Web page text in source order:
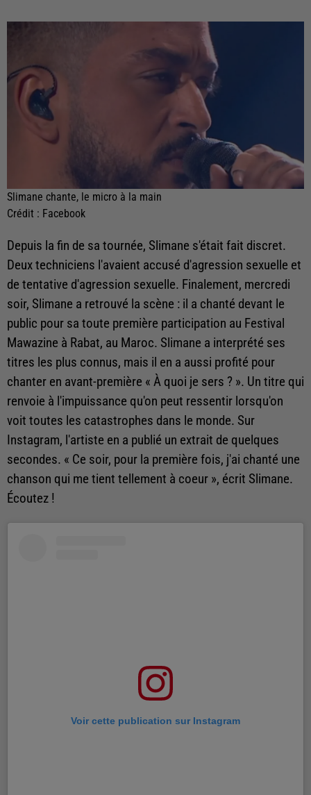
Slimane chante, le micro à la main
Crédit : Facebook
Depuis la fin de sa tournée, Slimane s'était fait discret.
Deux techniciens l'avaient accusé d'agression sexuelle et
de tentative d'agression sexuelle. Finalement, mercredi
soir, Slimane a retrouvé la scène : il a chanté devant le
public pour sa toute première participation au Festival
Mawazine à Rabat, au Maroc. Slimane a interprété ses
titres les plus connus, mais il en a aussi profité pour
chanter en avant-première « À quoi je sers ? ». Un titre qui
renvoie à l'impuissance qu'on peut ressentir lorsqu'on
voit toutes les catastrophes dans le monde. Sur
Instagram, l'artiste en a publié un extrait de quelques
secondes. « Ce soir, pour la première fois, j'ai chanté une
chanson qui me tient tellement à coeur », écrit Slimane.
Écoutez !
Voir cette publication sur Instagram